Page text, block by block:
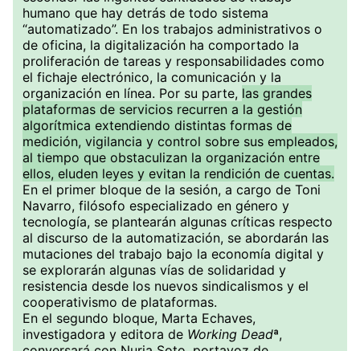
humano que hay detrás de todo sistema
“automatizado”. En los trabajos administrativos o
de oficina, la digitalización ha comportado la
proliferación de tareas y responsabilidades como
el fichaje electrónico, la comunicación y la
organización en línea. Por su parte, las grandes
plataformas de servicios recurren a la gestión
algorítmica extendiendo distintas formas de
medición, vigilancia y control sobre sus empleados,
al tiempo que obstaculizan la organización entre
ellos, eluden leyes y evitan la rendición de cuentas.
En el primer bloque de la sesión, a cargo de Toni
Navarro, filósofo especializado en género y
tecnología, se plantearán algunas críticas respecto
al discurso de la automatización, se abordarán las
mutaciones del trabajo bajo la economía digital y
se explorarán algunas vías de solidaridad y
resistencia desde los nuevos sindicalismos y el
cooperativismo de plataformas.
En el segundo bloque, Marta Echaves,
investigadora y editora de Working Deadª,